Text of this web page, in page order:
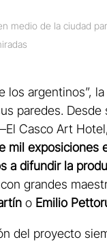
medio de la ciudad
los argentinos”,
paredes. Desde
Casco Art
mil exposiciones
a difundir la
grandes
o Emilio
del proyecto